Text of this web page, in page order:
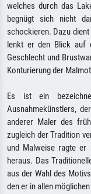
welches durch das
begnügt sich nicht
schockieren. Dazu
lenkt er den Blick auf
Geschlecht und
Konturierung der
Es ist ein
Ausnahmekünstlers,
anderer Maler des
zugleich der Tradition
und Malweise ragte er
heraus. Das
aus der Wahl des
den er in allen